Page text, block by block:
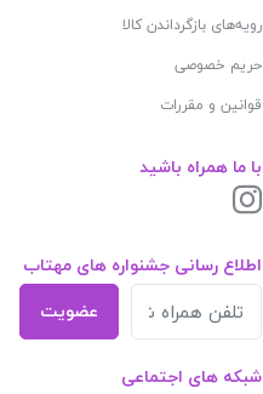
رویه‌های بازگرداندن کالا
حریم خصوصی
قوانین و مقررات
با ما همراه باشید
اطلاع رسانی جشنواره های مهتاب
عضویت
شبکه های اجتماعی